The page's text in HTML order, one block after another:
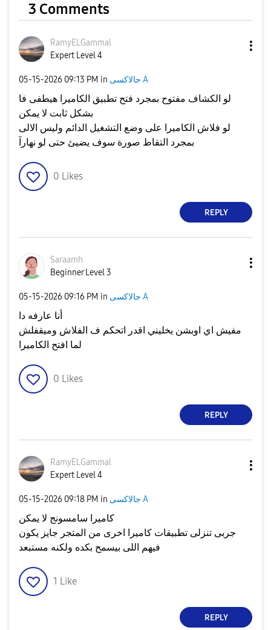
3 Comments
RamyELGammal
Expert Level 4
‎05-15-2026 09:13 PM in جالاكسى A
لو الكشاف مفتوح بمجرد فتح تطبيق الكاميرا هيطفى فا
بشكل ثابت لا يمكن
لو فلاش الكاميرا على وضع التشغيل الدائم وليس الالى
بمجرد التقاط صورة سوف يضيئ حتى لو نهارآ
0 Likes
REPLY
Saraamh
Beginner Level 3
‎05-15-2026 09:16 PM in جالاكسى A
أنا عارفه دا
مفيش اي اوبشن يخليني اقدر اتحكم ف الفلاش وميقفلش
لما افتح الكاميرا
0 Likes
REPLY
RamyELGammal
Expert Level 4
‎05-15-2026 09:18 PM in جالاكسى A
كاميرا سامسونج لا يمكن
جربى تنزلى تطبيقات كاميرا اخرى من المتجر جايز يكون
فيهم اللى بيسمح بكده ولكنه مستبعد
1 Like
REPLY